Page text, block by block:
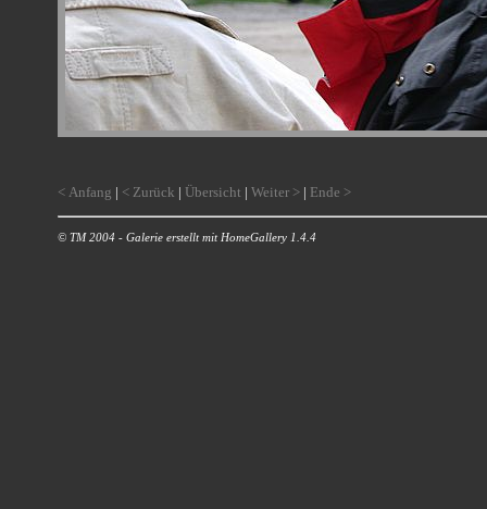
< Anfang | < Zurück | Übersicht |Weiter > | Ende >
© TM 2004 - Galerie erstellt mit HomeGallery 1.4.4